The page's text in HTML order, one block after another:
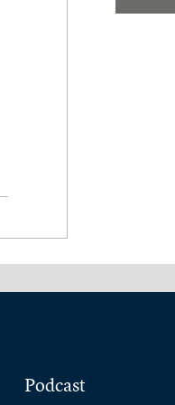
Podcast